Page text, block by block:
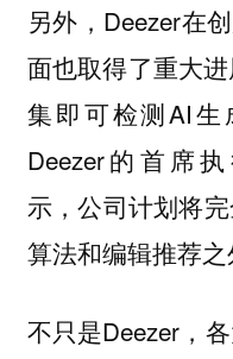
另外，Deezer在
面也取得了重大
集即可检测AI生
Deezer的首席
示，公司计划将
算法和编辑推荐之
不只是Deezer，